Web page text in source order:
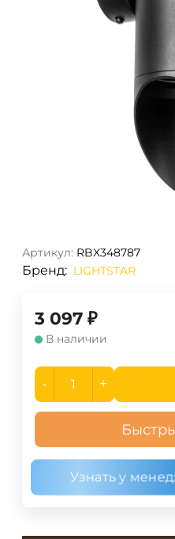
Артикул: RBX348787
Бренд: LIGHTSTAR
3 097 ₽
В наличии
- +
Узнать у